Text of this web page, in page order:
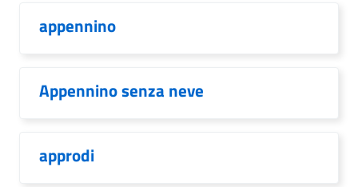
appennino
Appennino senza neve
approdi